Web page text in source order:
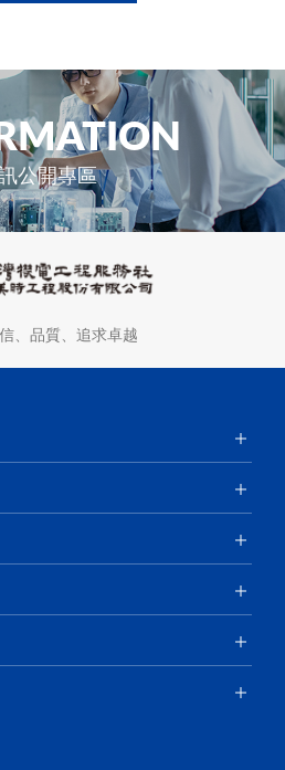
公開專區
、品質、追求卓越